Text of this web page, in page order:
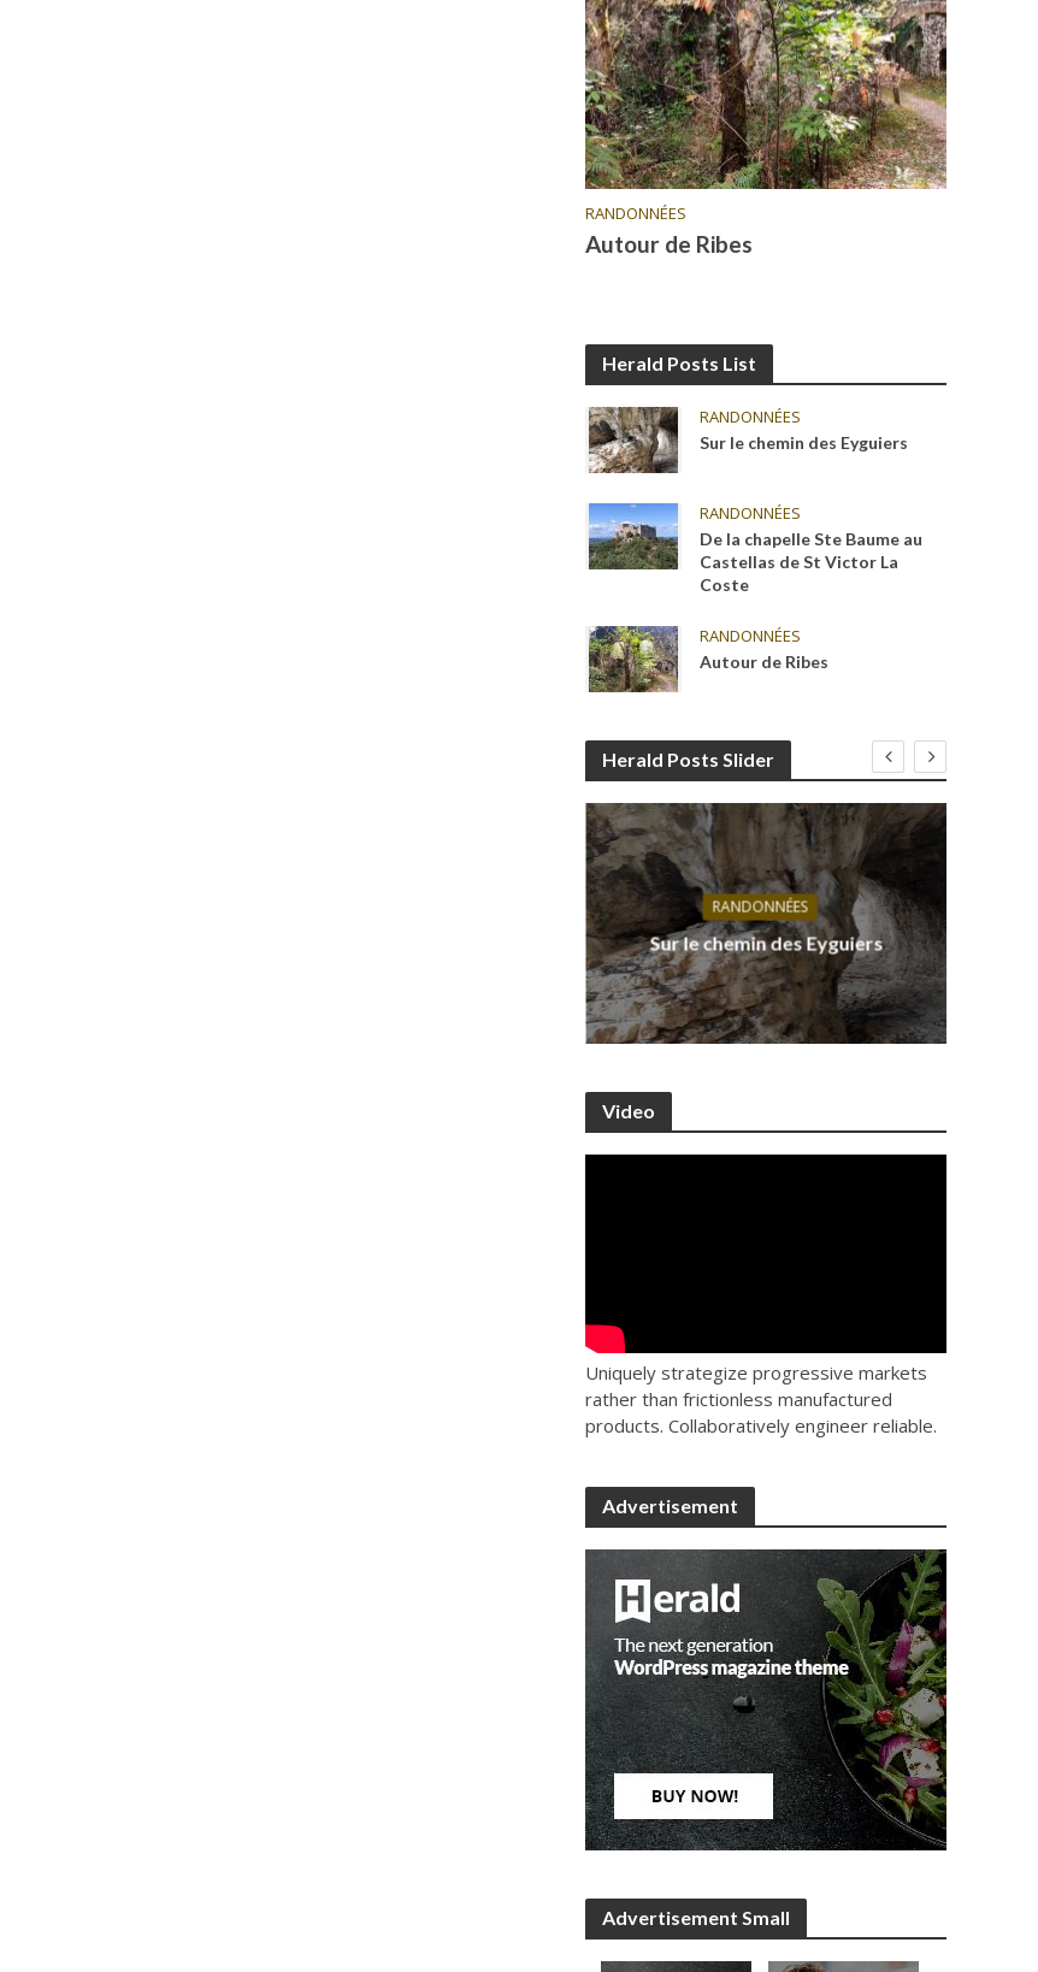
RANDONNÉES
Autour de Ribes
Herald Posts List
RANDONNÉES
Sur le chemin des Eyguiers
RANDONNÉES
De la chapelle Ste Baume au
Castellas de St Victor La
Coste
RANDONNÉES
Autour de Ribes
Herald Posts Slider
RANDONNÉES
Sur le chemin des Eyguiers
Video
Uniquely strategize progressive markets
rather than frictionless manufactured
products. Collaboratively engineer reliable.
Advertisement
Advertisement Small